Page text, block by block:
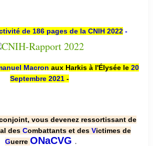
de 186 pages de la CNIH 2022 -
Macron aux Harkis à l'Élysée le 20
Septembre 2021 -
vous devenez ressortissant de
des Combattants et des Victimes de
Guerre ONaCVG .